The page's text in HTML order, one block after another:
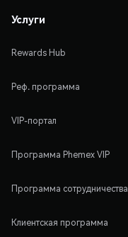
Услуги
Rewards Hub
Реф. программа
VIP-портал
Программа Phemex VIP
Программа сотрудничества
Клиентская программа